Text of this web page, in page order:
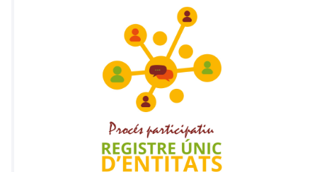
cara a l’administració i a la ciutadania.Serà una eina
bidireccional que servirà, d’una banda, per recopilar
informació relativa al tercer sector del municipi,
consultable tant per…